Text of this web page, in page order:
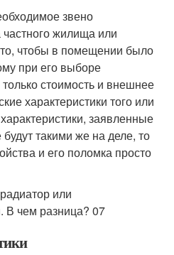
звено
жилища или
чтобы в помещении было
при его выборе
стоимость и внешнее
характеристики того или
заявленные
такими же на деле, то
и его поломка просто